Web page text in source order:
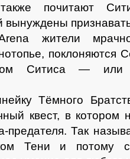
почитают
вынуждены
жители
поклоняются
Ситиса — или
Тёмного
квест, в котором
предателя. Так
Тени и потому